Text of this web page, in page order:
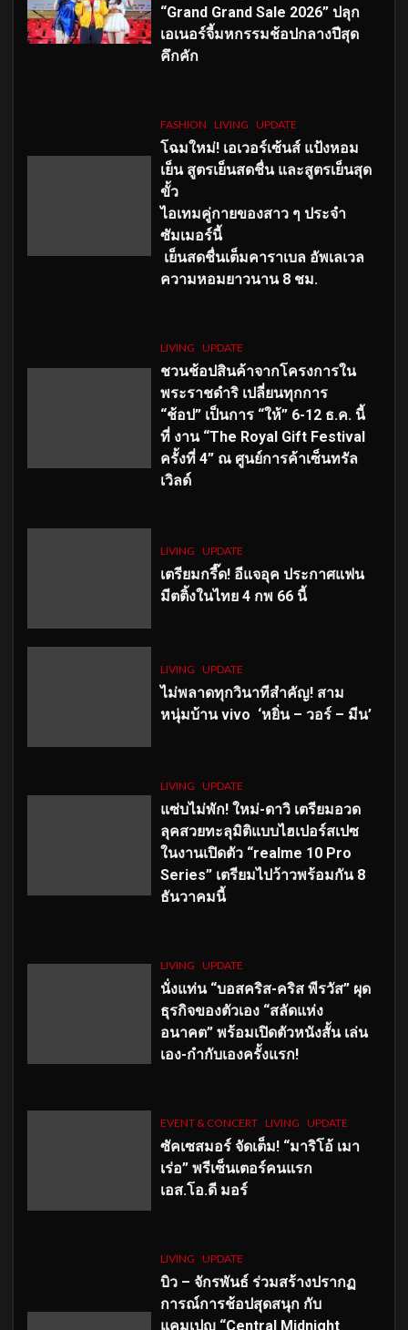
“Grand Grand Sale 2026” ปลุก
เอเนอร์จี้มหกรรมช้อปกลางปีสุด
คึกคัก
FASHION LIVING UPDATE
โฉมใหม่! เอเวอร์เซ้นส์ แป้งหอม
เย็น สูตรเย็นสดชื่น และสูตรเย็นสุด
ขั้ว
ไอเทมคู่กายของสาว ๆ ประจำ
ซัมเมอร์นี้
เย็นสดชื่นเต็มคาราเบล อัพเลเวล
ความหอมยาวนาน 8 ชม.
LIVING UPDATE
ชวนช้อปสินค้าจากโครงการใน
พระราชดำริ เปลี่ยนทุกการ
“ช้อป” เป็นการ “ให้” 6-12 ธ.ค. นี้
ที่ งาน “The Royal Gift Festival
ครั้งที่ 4” ณ ศูนย์การค้าเซ็นทรัล
เวิลด์
LIVING UPDATE
เตรียมกรี๊ด! อีแจอุค ประกาศแฟน
มีตติ้งในไทย 4 กพ 66 นี้
LIVING UPDATE
ไม่พลาดทุกวินาทีสำคัญ! สาม
หนุ่มบ้าน vivo ‘หยิ่น – วอร์ – มีน’
LIVING UPDATE
แซ่บไม่พัก! ใหม่-ดาวิ เตรียมอวด
ลุคสวยทะลุมิติแบบไฮเปอร์สเปซ
ในงานเปิดตัว “realme 10 Pro
Series” เตรียมไปว้าวพร้อมกัน 8
ธันวาคมนี้
LIVING UPDATE
นั่งแท่น “บอสคริส-คริส พีรวัส” ผุด
ธุรกิจของตัวเอง “สลัดแห่ง
อนาคต” พร้อมเปิดตัวหนังสั้น เล่น
เอง-กำกับเองครั้งแรก!
EVENT & CONCERT LIVING UPDATE
ซัคเซสมอร์ จัดเต็ม! “มาริโอ้ เมา
เร่อ” พรีเซ็นเตอร์คนแรก
เอส.โอ.ดี มอร์
LIVING UPDATE
บิว – จักรพันธ์ ร่วมสร้างปรากฏ
การณ์การช้อปสุดสนุก กับ
แคมเปญ “Central Midnight